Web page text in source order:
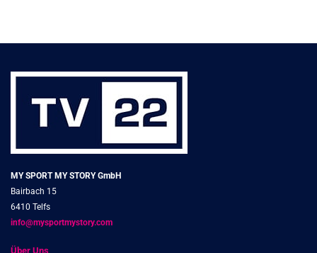
MY SPORT MY STORY GmbH
Bairbach 15
6410 Telfs
info@mysportmystory.com
Über Uns